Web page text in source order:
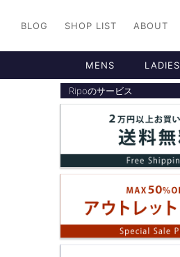
BLOG SHOP LIST ABOUT
MENS LADIES
Ripoのサービス